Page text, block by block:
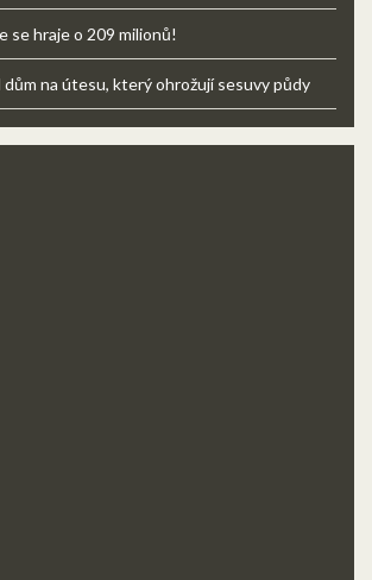
se hraje o 209 milionů!
dům na útesu, který ohrožují sesuvy půdy